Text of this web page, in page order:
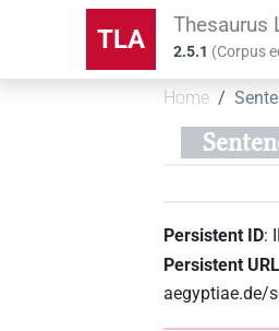
TLA Thesaurus
2.5.1 (Corpus
Home
Persistent ID:
Persistent URL
aegyptiae.de/